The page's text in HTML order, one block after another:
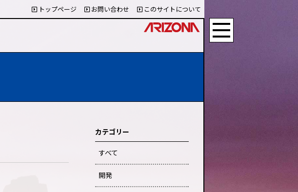
トップページ お問い合わせ このサイトについて
カテゴリー
すべて
開発